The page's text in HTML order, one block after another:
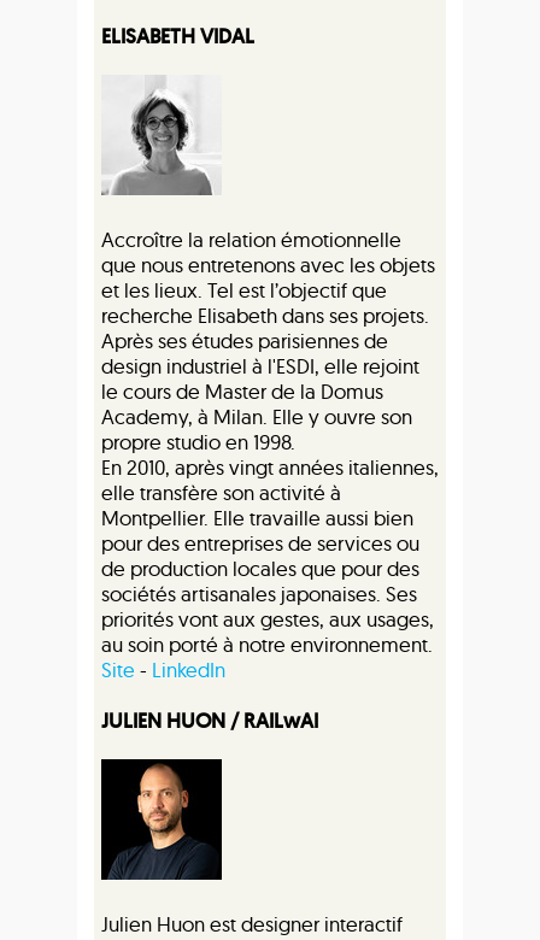
ELISABETH VIDAL
Accroître la relation émotionnelle
que nous entretenons avec les objets
et les lieux. Tel est l’objectif que
recherche Elisabeth dans ses projets.
Après ses études parisiennes de
design industriel à l'ESDI, elle rejoint
le cours de Master de la Domus
Academy, à Milan. Elle y ouvre son
propre studio en 1998.
En 2010, après vingt années italiennes,
elle transfère son activité à
Montpellier. Elle travaille aussi bien
pour des entreprises de services ou
de production locales que pour des
sociétés artisanales japonaises. Ses
priorités vont aux gestes, aux usages,
au soin porté à notre environnement.
Site - LinkedIn
JULIEN HUON / RAILwAI
Julien Huon est designer interactif